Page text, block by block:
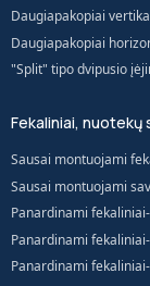
Daugiapakopiai
Daugiapakopiai
"Split" tipo dvipusio
Fekaliniai, nuotekų
Sausai montuojami
Sausai montuojami
Panardinami
Panardinami
Panardinami